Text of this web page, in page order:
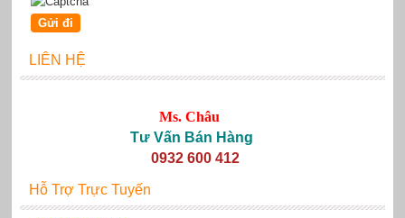
LIÊN HỆ
Ms. Châu
Tư Vấn Bán Hàng
0932 600 412
Hỗ Trợ Trực Tuyến